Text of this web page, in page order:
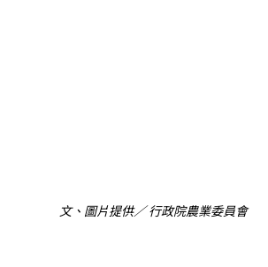
文、圖片提供／ 行政院農業委員會